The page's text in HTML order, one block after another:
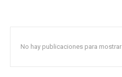
No hay publicaciones para mostrar